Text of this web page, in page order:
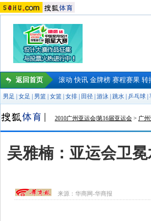
返回首页 滚动 快讯 金牌榜 赛程赛果 转
男足 女足 男篮 女篮 女排 田径 游泳 跳水 乒乓球
2010广州亚运会|第16届亚运会 > 广
吴雅楠：亚运会卫
来源： 华商网-华商报